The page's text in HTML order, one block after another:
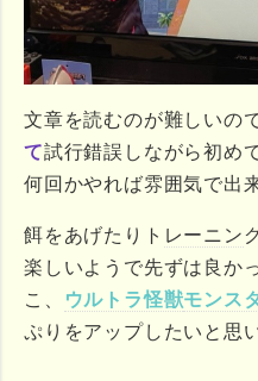
文章を読むのが難しいので
て試行錯誤しながら初め
何回かやれば雰囲気で出
餌をあげたりト レーニン
楽しいようで先ずは良か
こ、
ウルトラ怪獣モンス
ぷりをアップしたいと思